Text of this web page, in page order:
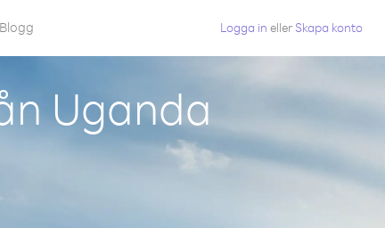
Blogg Logga in eller Skapa konto
Uganda